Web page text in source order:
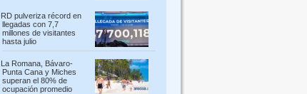
RD pulveriza récord en
llegadas con 7,7
millones de visitantes
hasta julio
La Romana, Bávaro-
Punta Cana y Miches
superan el 80% de
ocupación promedio